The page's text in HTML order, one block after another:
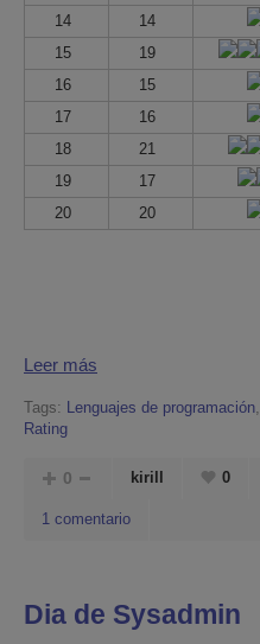
14
14
15
19
16
15
17
16
18
21
19
17
20
20
Leer más
Tags: Lenguajes de programación,
Rating
0 kirill 0
1 comentario
Dia de Sysadmin